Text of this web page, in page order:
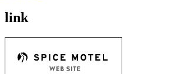
ナ
ビ
link